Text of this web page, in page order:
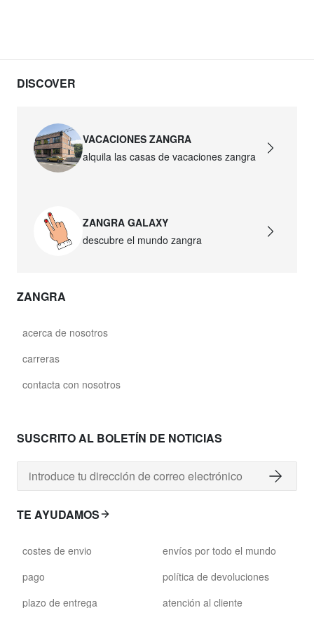
DISCOVER
VACACIONES ZANGRA
alquila las casas de vacaciones zangra
ZANGRA GALAXY
descubre el mundo zangra
ZANGRA
acerca de nosotros
carreras
contacta con nosotros
SUSCRITO AL BOLETÍN DE NOTICIAS
TE AYUDAMOS
costes de envio
pago
plazo de entrega
envíos por todo el mundo
política de devoluciones
atención al cliente